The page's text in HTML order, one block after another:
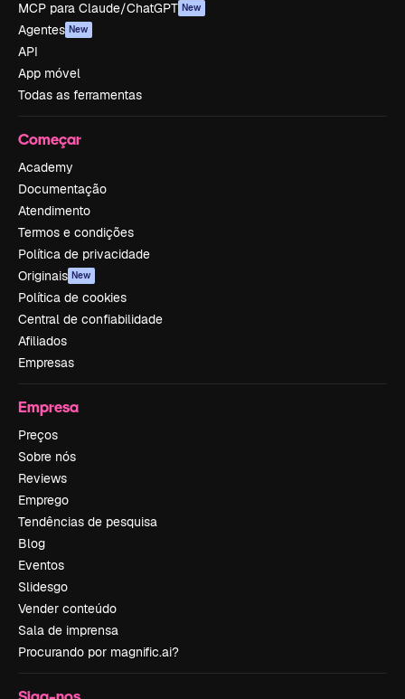
MCP para Claude/ChatGPT New
Agentes New
API
App móvel
Todas as ferramentas
Começar
Academy
Documentação
Atendimento
Termos e condições
Política de privacidade
Originais New
Política de cookies
Central de confiabilidade
Afiliados
Empresas
Empresa
Preços
Sobre nós
Reviews
Emprego
Tendências de pesquisa
Blog
Eventos
Slidesgo
Vender conteúdo
Sala de imprensa
Procurando por magnific.ai?